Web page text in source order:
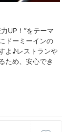
UP！”をテーマ
ドーミーインの
よ♪レストランや
ため、安心でき